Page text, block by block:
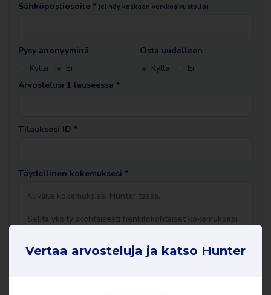
Sähköpostiosoite * (ei näy koskaan verkkosivustolla)
Pysy anonyyminä
Kyllä
Ei
Osta uudelleen
Kyllä
Ei
Arvostelusi 1 lauseessa *
Tilauksesi ID *
Täydellinen kokemuksesi *
Vertaa arvosteluja ja katso Hunter